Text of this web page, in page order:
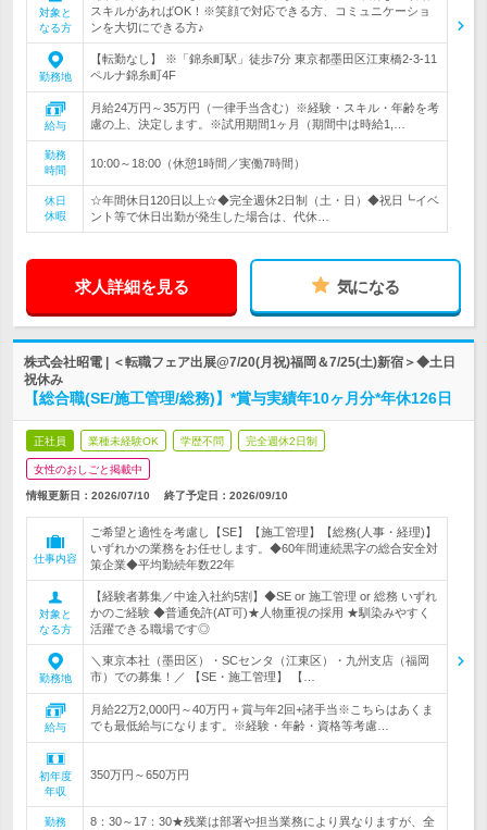
対象と
なる方
スキルがあればOK！※笑顔で対応できる方、コミュニケーショ
ンを大切にできる方♪
勤務地
【転勤なし】 ※「錦糸町駅」徒歩7分 東京都墨田区江東橋2-3-11
ペルナ錦糸町4F
給与
月給24万円～35万円（一律手当含む）※経験・スキル・年齢を考
慮の上、決定します。※試用期間1ヶ月（期間中は時給1,…
勤務
時間
10:00～18:00（休憩1時間／実働7時間）
休日
休暇
☆年間休日120日以上☆◆完全週休2日制（土・日）◆祝日┗イベ
ント等で休日出勤が発生した場合は、代休…
求人詳細を見る 気になる
株式会社昭電 | ＜転職フェア出展@7/20(月祝)福岡＆7/25(土)新宿＞◆土日
祝休み
【総合職(SE/施工管理/総務)】*賞与実績年10ヶ月分*年休126日
正社員 業種未経験OK 学歴不問 完全週休2日制
女性のおしごと掲載中
情報更新日：2026/07/10 終了予定日： 2026/09/10
仕事内容
ご希望と適性を考慮し【SE】【施工管理】【総務(人事・経理)】
いずれかの業務をお任せします。◆60年間連続黒字の総合安全対
策企業◆平均勤続年数22年
対象と
なる方
【経験者募集／中途入社約5割】◆SE or 施工管理 or 総務 いずれ
かのご経験 ◆普通免許(AT可)★人物重視の採用 ★馴染みやすく
活躍できる職場です◎
勤務地
＼東京本社（墨田区）・SCセンタ（江東区）・九州支店（福岡
市）での募集！／ 【SE・施工管理】 【…
給与
月給22万2,000円～40万円＋賞与年2回+諸手当※こちらはあくま
でも最低給与になります。※経験・年齢・資格等考慮…
初年度
年収
350万円～650万円
勤務
8：30～17：30★残業は部署や担当業務により異なりますが、全